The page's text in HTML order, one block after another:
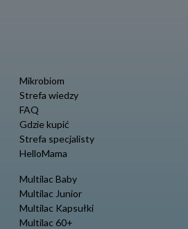
Mikrobiom
Strefa wiedzy
FAQ
Gdzie kupić
Strefa specjalisty
HelloMama
Multilac Baby
Multilac Junior
Multilac Kapsułki
Multilac 60+